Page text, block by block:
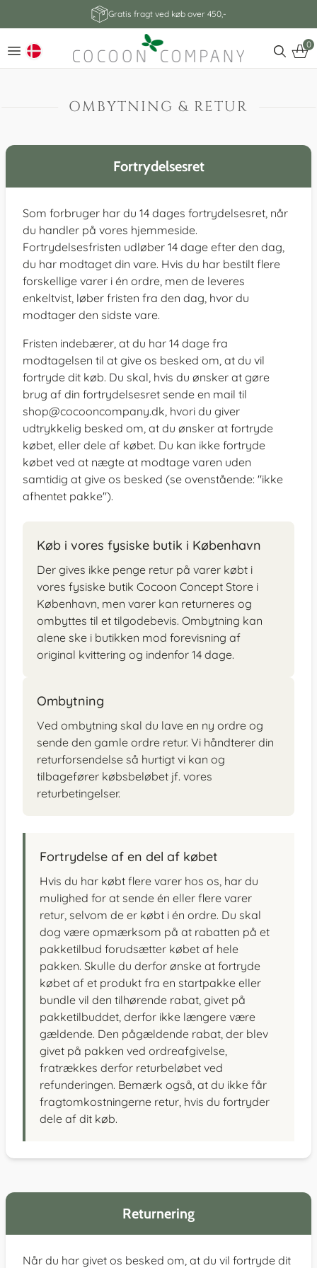
Gratis fragt ved køb over 450,-
0
OMBYTNING & RETUR
Fortrydelsesret
Som forbruger har du 14 dages fortrydelsesret, når
du handler på vores hjemmeside.
Fortrydelsesfristen udløber 14 dage efter den dag,
du har modtaget din vare. Hvis du har bestilt flere
forskellige varer i én ordre, men de leveres
enkeltvist, løber fristen fra den dag, hvor du
modtager den sidste vare.
Fristen indebærer, at du har 14 dage fra
modtagelsen til at give os besked om, at du vil
fortryde dit køb. Du skal, hvis du ønsker at gøre
brug af din fortrydelsesret sende en mail til
shop@cocooncompany.dk, hvori du giver
udtrykkelig besked om, at du ønsker at fortryde
købet, eller dele af købet. Du kan ikke fortryde
købet ved at nægte at modtage varen uden
samtidig at give os besked (se ovenstående: "ikke
afhentet pakke").
Køb i vores fysiske butik i København
Der gives ikke penge retur på varer købt i
vores fysiske butik Cocoon Concept Store i
København, men varer kan returneres og
ombyttes til et tilgodebevis. Ombytning kan
alene ske i butikken mod forevisning af
original kvittering og indenfor 14 dage.
Ombytning
Ved ombytning skal du lave en ny ordre og
sende den gamle ordre retur. Vi håndterer din
returforsendelse så hurtigt vi kan og
tilbagefører købsbeløbet jf. vores
returbetingelser.
Fortrydelse af en del af købet
Hvis du har købt flere varer hos os, har du
mulighed for at sende én eller flere varer
retur, selvom de er købt i én ordre. Du skal
dog være opmærksom på at rabatten på et
pakketilbud forudsætter købet af hele
pakken. Skulle du derfor ønske at fortryde
købet af et produkt fra en startpakke eller
bundle vil den tilhørende rabat, givet på
pakketilbuddet, derfor ikke længere være
gældende. Den pågældende rabat, der blev
givet på pakken ved ordreafgivelse,
fratrækkes derfor returbeløbet ved
refunderingen. Bemærk også, at du ikke får
fragtomkostningerne retur, hvis du fortryder
dele af dit køb.
Returnering
Når du har givet os besked om, at du vil fortryde dit